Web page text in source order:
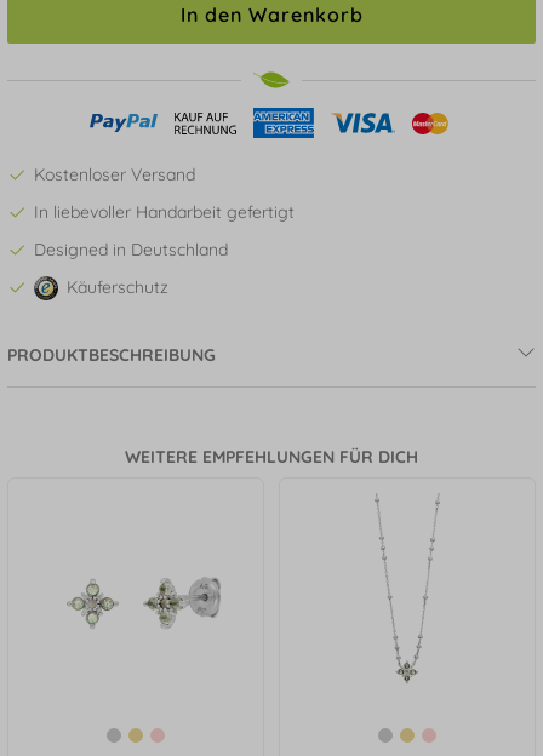
In den Warenkorb
Kostenloser Versand
In liebevoller Handarbeit gefertigt
Designed in Deutschland
Käuferschutz
PRODUKTBESCHREIBUNG
WEITERE EMPFEHLUNGEN FÜR DICH